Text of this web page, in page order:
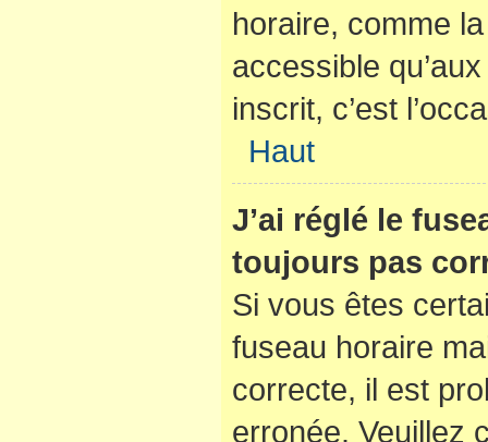
horaire, comme
accessible
inscrit, c’est
Haut
J’ai réglé le
toujours pas
Si vous êtes
fuseau horaire
correcte, il est
erronée. Veuillez